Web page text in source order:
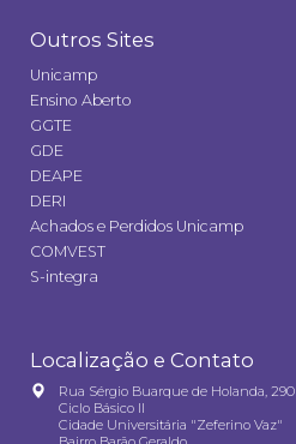
Outros Sites
Unicamp
Ensino Aberto
GGTE
GDE
DEAPE
DERI
Achados e Perdidos Unicamp
COMVEST
S-integra
Localização e Contato
Rua Sérgio Buarque de Holanda, 290
Ciclo Básico II
Cidade Universitária "Zeferino Vaz"